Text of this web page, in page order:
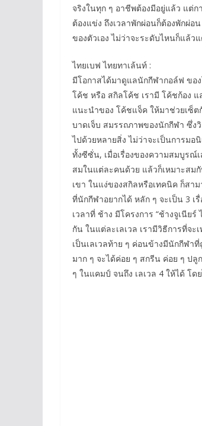
จริงในทุก ๆ อาชีพต้องมีอยู่แล้ว แต่
ต้องแข่ง ถึงเวลาพักผ่อนก็ต้องพักผ่
ของตัวเอง ไม่ว่าจะระดับไหนก็แล้ว
ไทยเบฟ ไทยทาเล้นท์ :
มีโอกาสได้มาดูแลนักกีฬากอล์ฟ ขอ
โค้ช หรือ สกิลโค้ช เรามี โค้ชก้อง
แนะนำของ โค้ชแจ็ค ให้มาช่วยเซ็
บาดเจ็บ สมรรถภาพของนักกีฬา ซึ่ง
ไปด้วยหลายสิ่ง ไม่ว่าจะเป็นการมอ
ทั้งซีซั่น, เมื่อเรื่องของความสมบูรณ์
สมในแต่ละคนด้วย แล้วก็เหมาะสม
เขา ในแง่ของสกิลหรือเทคนิค ก็สา
ที่นักกีฬาอยากได้ หลัก ๆ จะเป็น 3 เ
เวลาที่ ช้าง มีโครงการ “ช้างจูเนีย
กัน ในแต่ละเลเวล เรามีวิธีการที่จ
เป็นเลเวลท้าย ๆ ค่อนข้างมีนักกีฬาที่
มาก ๆ จะได้ค่อย ๆ สกรีน ค่อย ๆ ปลู
ๆ ในแคมป์ จนถึง เลเวล 4 ให้ได้ โ